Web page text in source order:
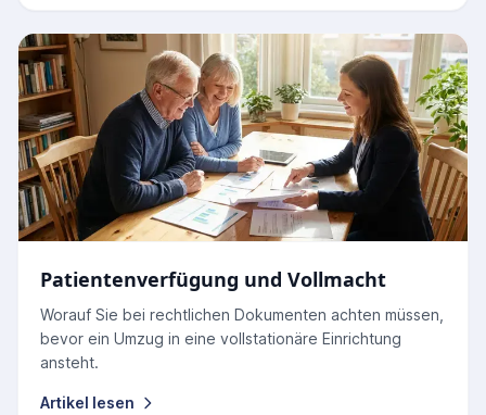
Patientenverfügung und Vollmacht
Worauf Sie bei rechtlichen Dokumenten achten müssen,
bevor ein Umzug in eine vollstationäre Einrichtung
ansteht.
Artikel lesen